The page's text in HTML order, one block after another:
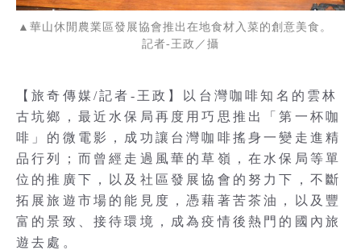
▲華山休閒農業區發展協會推出在地食材入菜的創意美食。
記者-王政／攝
【旅奇傳媒/記者-王政】以台灣咖啡知名的雲林
古坑鄉，最近水保局再度用巧思推出「第一杯咖
啡」的微電影，成功讓台灣咖啡搖身一變走進精
品行列；而曾經走過風華的草嶺，在水保局等單
位的推廣下，以及社區發展協會的努力下，不斷
拓展旅遊市場的能見度，憑藉著苦茶油，以及豐
富的景致、接待環境，成為疫情後熱門的國內旅
遊去處。